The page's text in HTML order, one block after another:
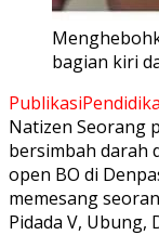
bagian kiri
Natizen Seorang
bersimbah darah
open BO di
memesang
Pidada V, Ubung,